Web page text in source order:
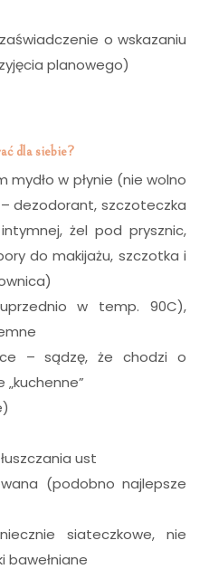
o wskazaniu
planowego)
dla siebie?
w płynie (nie wolno
dezodorant, szczoteczka
żel pod prysznic,
do makijażu, szczotka i
w temp. 90C),
– sądzę, że chodzi o
ust
(podobno najlepsze
siateczkowe, nie
bawełniane